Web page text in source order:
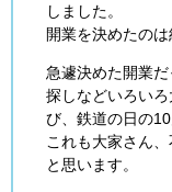
しました。
開業を決めたのは
急遽決めた開業
探しなどいろい
び、鉄道の日の
これも大家さん
と思います。